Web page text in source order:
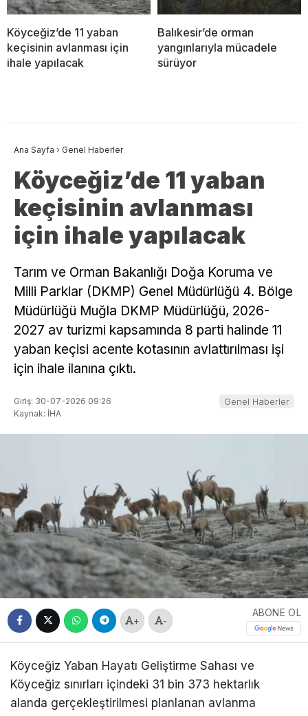
Köyceğiz’de 11 yaban
keçisinin avlanması için
ihale yapılacak
Balıkesir’de orman
yangınlarıyla mücadele
sürüyor
Ana Sayfa › Genel Haberler
Köyceğiz’de 11 yaban
keçisinin avlanması
için ihale yapılacak
Tarım ve Orman Bakanlığı Doğa Koruma ve
Milli Parklar (DKMP) Genel Müdürlüğü 4. Bölge
Müdürlüğü Muğla DKMP Müdürlüğü, 2026-
2027 av turizmi kapsamında 8 parti halinde 11
yaban keçisi acente kotasının avlattırılması işi
için ihale ilanına çıktı.
Giriş: 30-07-2026 09:26
Kaynak: İHA
Genel Haberler
+ -
ABONE OL
Köyceğiz Yaban Hayatı Geliştirme Sahası ve
Köyceğiz sınırları içindeki 31 bin 373 hektarlık
alanda gerçekleştirilmesi planlanan avlanma